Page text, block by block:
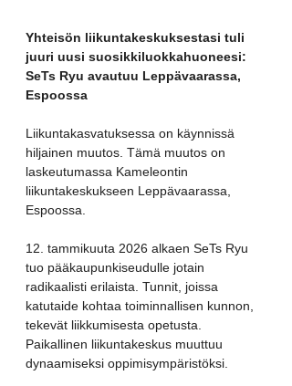
Yhteisön liikuntakeskuksestasi tuli
juuri uusi suosikkiluokkahuoneesi:
SeTs Ryu avautuu Leppävaarassa,
Espoossa
Liikuntakasvatuksessa on käynnissä
hiljainen muutos. Tämä muutos on
laskeutumassa Kameleontin
liikuntakeskukseen Leppävaarassa,
Espoossa.
12. tammikuuta 2026 alkaen SeTs Ryu
tuo pääkaupunkiseudulle jotain
radikaalisti erilaista. Tunnit, joissa
katutaide kohtaa toiminnallisen kunnon,
tekevät liikkumisesta opetusta.
Paikallinen liikuntakeskus muuttuu
dynaamiseksi oppimisympäristöksi.